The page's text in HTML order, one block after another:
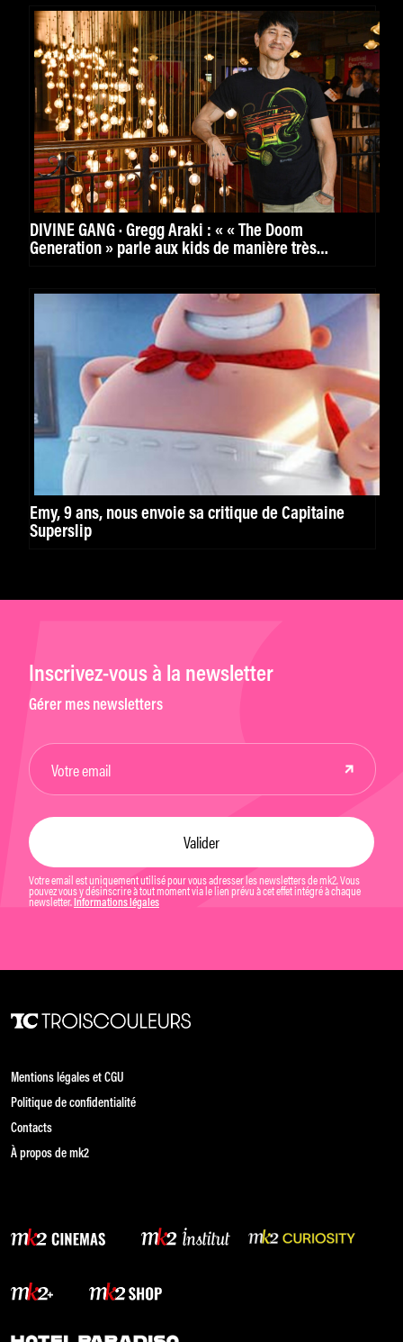
DIVINE GANG · Gregg Araki : « « The Doom
Generation » parle aux kids de manière très
Emy, 9 ans, nous envoie sa critique de Capitaine
Superslip
Inscrivez-vous à la newsletter
Gérer mes newsletters
Votre email est uniquement utilisé pour vous adresser les newsletters de mk2. Vous
pouvez vous y désinscrire à tout moment via le lien prévu à cet effet intégré à chaque
newsletter. Informations légales
Mentions légales et CGU
Politique de confidentialité
Contacts
À propos de mk2